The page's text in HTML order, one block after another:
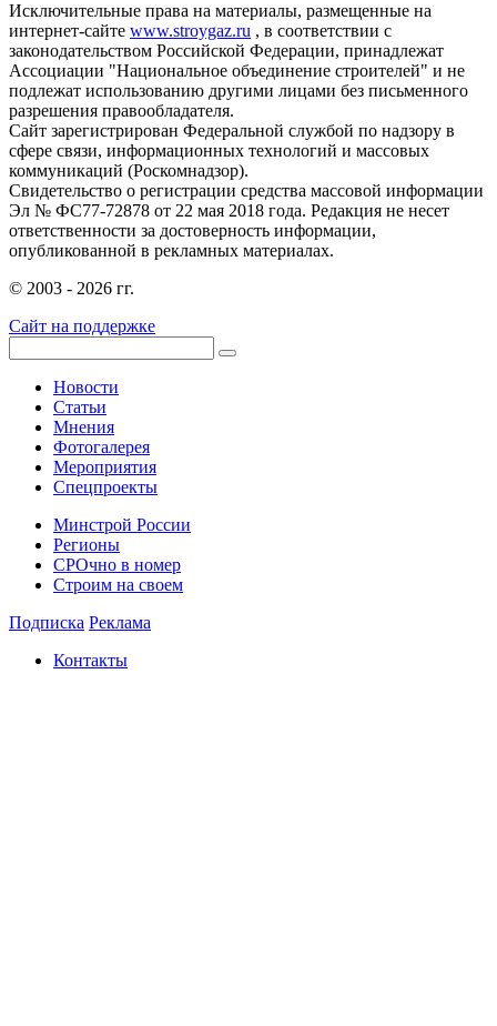
Исключительные права на материалы, размещенные на
интернет-сайте www.stroygaz.ru , в соответствии с
законодательством Российской Федерации, принадлежат
Ассоциации "Национальное объединение строителей" и не
подлежат использованию другими лицами без письменного
разрешения правообладателя.
Сайт зарегистрирован Федеральной службой по надзору в
сфере связи, информационных технологий и массовых
коммуникаций (Роскомнадзор).
Свидетельство о регистрации средства массовой информации
Эл № ФС77-72878 от 22 мая 2018 года. Редакция не несет
ответственности за достоверность информации,
опубликованной в рекламных материалах.
© 2003 - 2026 гг.
Сайт на поддержке
Новости
Статьи
Мнения
Фотогалерея
Мероприятия
Спецпроекты
Минстрой России
Регионы
СРОчно в номер
Строим на своем
Подписка Реклама
Контакты